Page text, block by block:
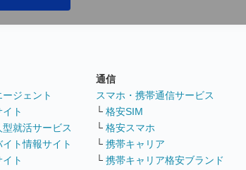
ジェント
ト
型就活サービス
イト情報サイト
ト
通信
スマホ・携帯通信サービス
└ 格安SIM
└ 格安スマホ
└ 携帯キャリア
└ 携帯キャリア格安ブランド